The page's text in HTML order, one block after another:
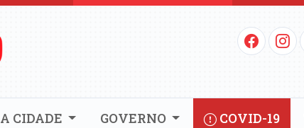
A CIDADE GOVERNO COVID-19